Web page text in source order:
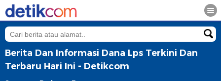
Berita Dan Informasi Dana Lps Terkini Dan
Terbaru Hari Ini - Detikcom